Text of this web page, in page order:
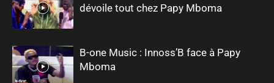
dévoile tout chez Papy Mboma
B-one Music : Innoss’B face à Papy
Mboma